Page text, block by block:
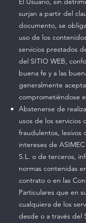
surjan a partir del
documento, se
uso de los
servicios prestados
del SITIO WEB,
buena fe y a las
generalmente
comprometiéndose
Abstenerse de
usos de los servicios
fraudulentos, lesivos
intereses de
S.L. o de terceros,
normas contenidas
contrato o en las
Particulares que en
cualquiera de los
desde o a través del